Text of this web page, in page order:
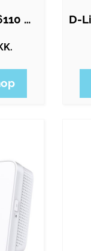
Netgear EX6110 Dual-band WiFi Range…